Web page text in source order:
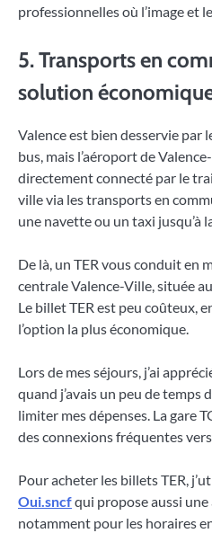
professionnelles où l’image et
5. Transports en
solution
Valence est bien desservie par
bus, mais l’aéroport de
directement connecté par le
ville via les transports en
une navette ou un taxi jusqu’à
De là, un TER vous conduit en
centrale Valence-Ville, située
Le billet TER est peu coûteux,
l’option la plus économique.
Lors de mes séjours, j’ai
quand j’avais un peu de temps
limiter mes dépenses. La gare
des connexions fréquentes
Pour acheter les billets TER,
Oui.sncfqui propose aussi
notamment pour les horaires